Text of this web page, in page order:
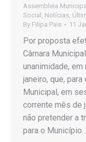
Assembleia Municipal
Social , Notícias,
By Filipa Pais 11
Por proposta
Câmara
unanimidade,
janeiro, que,
Municipal, em
corrente mês de
não pretender a
para o Município…